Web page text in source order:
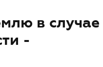
в случае
-